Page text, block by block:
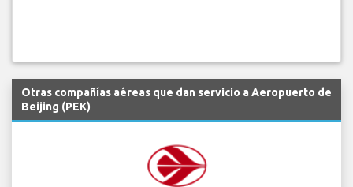
Otras compañías aéreas que dan servicio a Aeropuerto de
Beijing (PEK)